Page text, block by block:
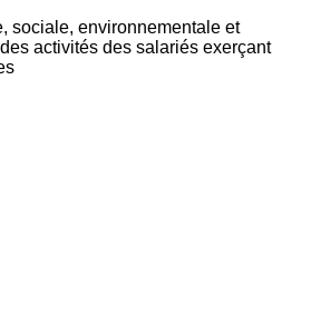
sociale, environnementale et
activités des salariés exerçant